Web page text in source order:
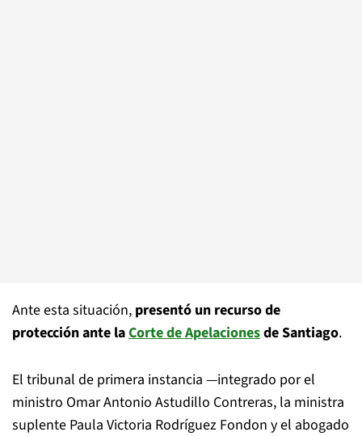
Ante esta situación, presentó un recurso de
protección ante laCorte de Apelacionesde Santiago.
El tribunal de primera instancia —integrado por el
ministro Omar Antonio Astudillo Contreras, la ministra
suplente Paula Victoria Rodríguez Fondon y el abogado